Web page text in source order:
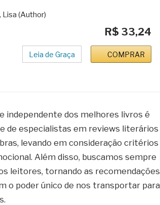
Lisa (Author)
R$ 33,24
Leia de Graça COMPRAR
independente dos melhores livros é
de especialistas em reviews literários
levando em consideração critérios
Além disso, buscamos sempre
leitores, tornando as recomendações
o poder único de nos transportar para